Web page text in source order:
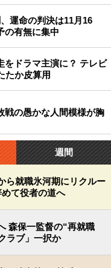
運命の判決は11月16
の有無に集中
をドラマ主演に？ テレビ
たか皮算用
戦の愚かな人間模様が胸
週間
ら就職氷河期にリクルー
て役者の道へ
森保一監督の“再就職
ラブ」一択か